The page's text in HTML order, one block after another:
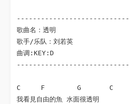
歌曲名：透明
歌手/乐队：刘若英
曲调:KEY:D
C     F        G       C
我看見自由的魚 水面很透明